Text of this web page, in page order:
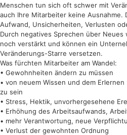
Menschen tun sich oft schwer mit
auch Ihre Mitarbeiter keine Ausnahme.
Aufwand, Unsicherheiten, Verlusten
Durch negatives Sprechen über
noch verstärkt und können ein
Veränderungs-Starre versetzen.
Was fürchten Mitarbeiter am Wandel:
• Gewohnheiten ändern zu müssen
• von neuem Wissen und dem
zu sein
• Stress, Hektik, unvorhergesehene
• Erhöhung des Arbeitsaufwands,
• mehr Verantwortung, neue
• Verlust der gewohnten Ordnung